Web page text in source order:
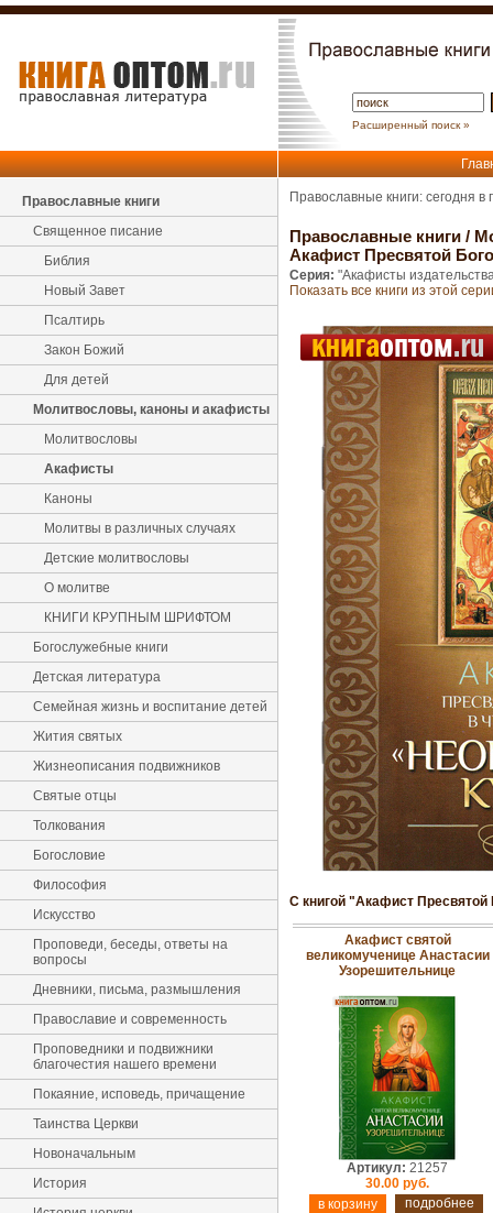
Расширенный поиск »
Православные книги
Священное писание
Библия
Новый Завет
Псалтирь
Закон Божий
Для детей
Молитвословы, каноны и акафисты
Молитвословы
Акафисты
Каноны
Молитвы в различных случаях
Детские молитвословы
О молитве
КНИГИ КРУПНЫМ ШРИФТОМ
Богослужебные книги
Детская литература
Семейная жизнь и воспитание детей
Жития святых
Жизнеописания подвижников
Святые отцы
Толкования
Богословие
Философия
Искусство
Проповеди, беседы, ответы на
вопросы
Дневники, письма, размышления
Православие и современность
Проповедники и подвижники
благочестия нашего времени
Покаяние, исповедь, причащение
Таинства Церкви
Новоначальным
История
Православные книги: сегодня
Православные книги /
Акафист Пресвятой
Серия: "Акафисты
Показать все книги из этой
С книгой "Акафист
Акафист святой
великомученице Анастасии
Узорешительнице
Артикул: 21257
30.00 руб.
подробнее